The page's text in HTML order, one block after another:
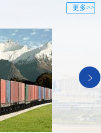
更多>>